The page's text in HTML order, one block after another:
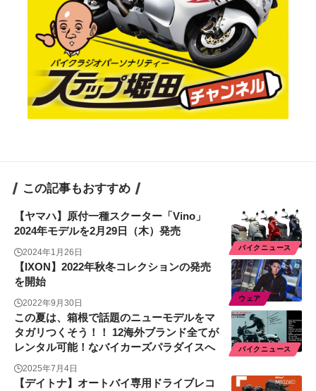
この記事もおすすめ
バイクニュース
【ヤマハ】原付一種スクーター「Vino」
2024年モデルを2月29日（木）発売
2024年1月26日
ウェア
【IXON】2022年秋冬コレクションの発売
を開始
2022年9月30日
バイクニュース
この夏は、箱根で話題のニューモデルをマ
タガリつくそう！！ 12海外ブランド全てが
レンタル可能！なバイカーズパラダイスへ
2025年7月4日
【デイトナ】オートバイ専用ドライブレコ